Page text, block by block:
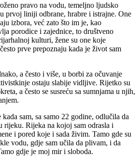
pravo na vodu, temeljno ljudsko
prvoj liniji odbrane, hrabre i istrajne. One
izbora, već zato što im je, kao
porodice i zajednice, to društveno
kulturi, žene su one koje
prve prepoznaju kada je život sam
a često i više, u borbi za očuvanje
ostaju slabije vidljive. Rijetko su
a često se susreću sa sumnjama u njih,
sam, sa samo 22 godine, odlučila da
rijeku. Rijeka na kojoj sam odrasla i
i pored koje i sada živim. Tamo gde su
vodu, gdje sam učila da plivam, i da
gdje je moj mir i sloboda.